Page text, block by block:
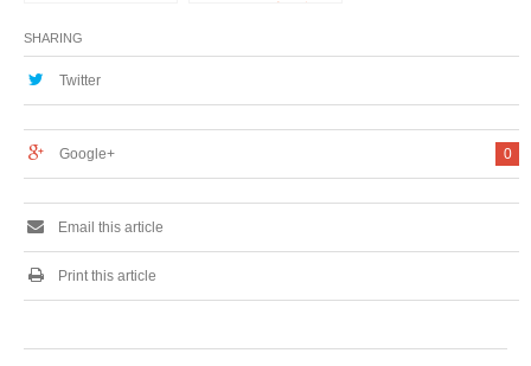
2,929円に
き 厳しい残暑は涼
SHARING
Twitter
0
Google+
Email this article
Print this article